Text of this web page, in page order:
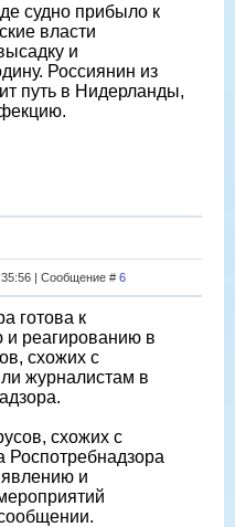
судно прибыло к
власти
и
Россиянин из
путь в Нидерланды,
| Сообщение # 6
готова к
реагированию в
схожих с
журналистам в
схожих с
Роспотребнадзора
и